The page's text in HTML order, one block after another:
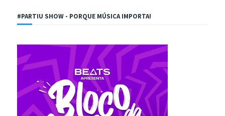
#PARTIU SHOW - PORQUE MÚSICA IMPORTA!